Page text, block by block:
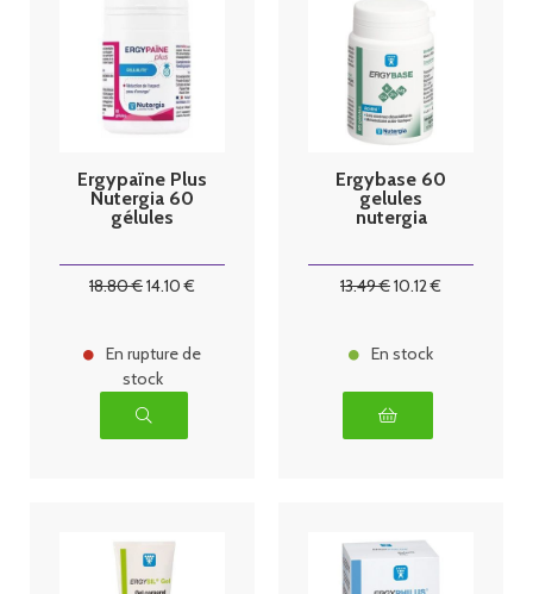
Ergypaïne Plus
Nutergia 60
gélules
18.80€14.10 €
En rupture de
stock
Ergybase 60
gelules
nutergia
13.49€10.12€
En stock